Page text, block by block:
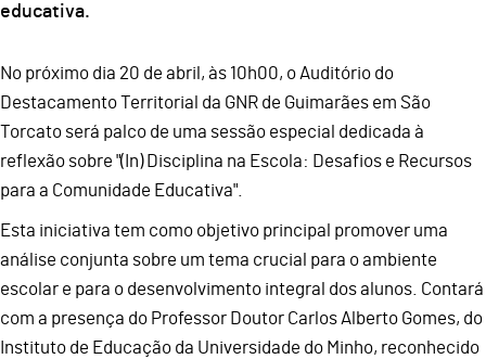
educativa.
No próximo dia 20 de abril, às 10h00, o Auditório do
Destacamento Territorial da GNR de Guimarães em São
Torcato será palco de uma sessão especial dedicada à
reflexão sobre "(In) Disciplina na Escola: Desafios e Recursos
para a Comunidade Educativa".
Esta iniciativa tem como objetivo principal promover uma
análise conjunta sobre um tema crucial para o ambiente
escolar e para o desenvolvimento integral dos alunos. Contará
com a presença do Professor Doutor Carlos Alberto Gomes, do
Instituto de Educação da Universidade do Minho, reconhecido